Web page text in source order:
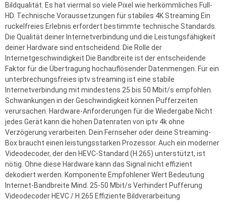
Bildqualität. Es hat viermal so viele Pixel wie herkömmliches Full-
HD. Technische Voraussetzungen für stabiles 4K Streaming Ein
ruckelfreies Erlebnis erfordert bestimmte technische Standards.
Die Qualität deiner Internetverbindung und die Leistungsfähigkeit
deiner Hardware sind entscheidend. Die Rolle der
Internetgeschwindigkeit Die Bandbreite ist der entscheidende
Faktor für die Übertragung hochauflösender Datenmengen. Für ein
unterbrechungsfreies iptv streaming ist eine stabile
Internetverbindung mit mindestens 25 bis 50 Mbit/s empfohlen.
Schwankungen in der Geschwindigkeit können Pufferzeiten
verursachen. Hardware-Anforderungen für die Wiedergabe Nicht
jedes Gerät kann die hohen Datenraten von iptv 4k ohne
Verzögerung verarbeiten. Dein Fernseher oder deine Streaming-
Box braucht einen leistungsstarken Prozessor. Auch ein moderner
Videodecoder, der den HEVC-Standard (H.265) unterstützt, ist
nötig. Ohne diese Hardware kann das Signal nicht effizient
dekodiert werden. Komponente Empfohlener Wert Bedeutung
Internet-Bandbreite Mind. 25-50 Mbit/s Verhindert Pufferung
Videodecoder HEVC / H.265 Effiziente Bildverarbeitung